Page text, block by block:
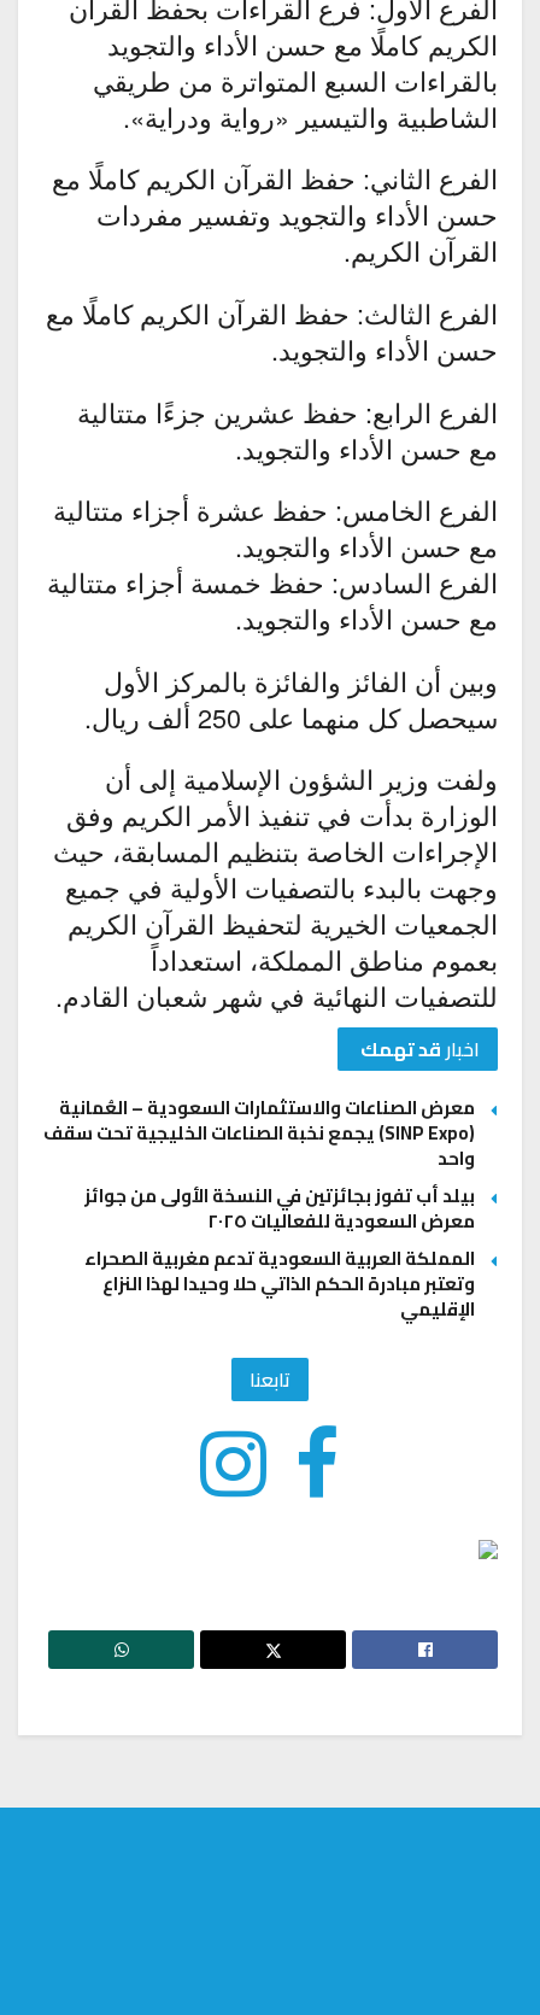
الفرع الأول: فرع القراءات بحفظ القرآن
الكريم كاملًا مع حسن الأداء والتجويد
بالقراءات السبع المتواترة من طريقي
الشاطبية والتيسير «رواية ودراية».
الفرع الثاني: حفظ القرآن الكريم كاملًا مع
حسن الأداء والتجويد وتفسير مفردات
القرآن الكريم.
الفرع الثالث: حفظ القرآن الكريم كاملًا مع
حسن الأداء والتجويد.
الفرع الرابع: حفظ عشرين جزءًا متتالية
مع حسن الأداء والتجويد.
الفرع الخامس: حفظ عشرة أجزاء متتالية
مع حسن الأداء والتجويد.
الفرع السادس: حفظ خمسة أجزاء متتالية
مع حسن الأداء والتجويد.
وبين أن الفائز والفائزة بالمركز الأول
سيحصل كل منهما على 250 ألف ريال.
ولفت وزير الشؤون الإسلامية إلى أن
الوزارة بدأت في تنفيذ الأمر الكريم وفق
الإجراءات الخاصة بتنظيم المسابقة، حيث
وجهت بالبدء بالتصفيات الأولية في جميع
الجمعيات الخيرية لتحفيظ القرآن الكريم
بعموم مناطق المملكة، استعداداً
للتصفيات النهائية في شهر شعبان القادم.
اخبارقد تهمك
معرض الصناعات والاستثمارات السعودية – العُمانية
(SINP Expo) يجمع نخبة الصناعات الخليجية تحت سقف
واحد
بيلد أب تفوز بجائزتين في النسخة الأولى من جوائز
معرض السعودية للفعاليات ٢٠٢٥
المملكة العربية السعودية تدعم مغربية الصحراء
وتعتبر مبادرة الحكم الذاتي حلا وحيدا لهذا النزاع
الإقليمي
تابعنا